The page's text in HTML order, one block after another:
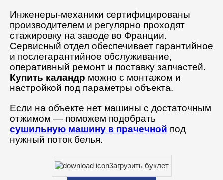
Инженеры-механики сертифицированы
производителем и регулярно проходят
стажировку на заводе во Франции.
Сервисный отдел обеспечивает гарантийное
и послегарантийное обслуживание,
оперативный ремонт и поставку запчастей.
Купить каландр можно с монтажом и
настройкой под параметры объекта.
Если на объекте нет машины с достаточным
отжимом — поможем подобрать
сушильную машину в прачечной под
нужный поток белья.
Загрузить буклет